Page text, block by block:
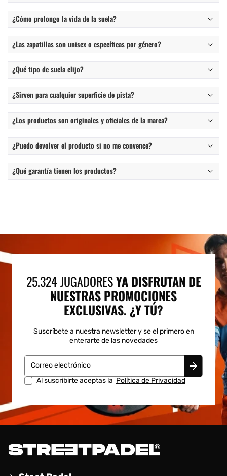
¿Cómo prolongo la vida de la suela?
¿Las zapatillas son unisex o específicas por género?
¿Qué tipo de suela elijo?
¿Sirven para cualquier superficie de pista?
¿Los productos son originales y oficiales de la marca?
¿Puedo devolver el producto si no me convence?
¿Qué garantía tienen los productos?
25.324 JUGADORESYA DISFRUTAN DE
NUESTRAS PROMOCIONES
EXCLUSIVAS. ¿Y TÚ?
Suscríbete a nuestra newsletter y se el primero en
enterarte de las novedades
Correo electrónico
Al suscribirte aceptas la Política de Privacidad